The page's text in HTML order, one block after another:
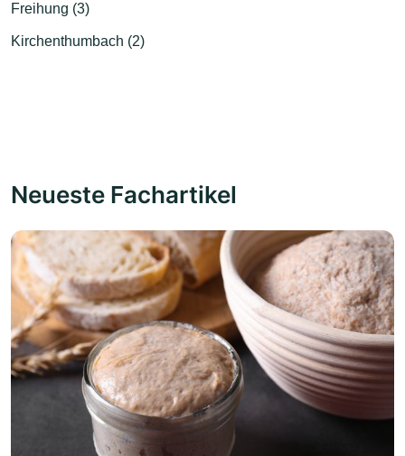
Freihung (3)
Kirchenthumbach (2)
Neueste Fachartikel